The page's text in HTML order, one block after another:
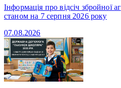
Інформація про відсіч збройної
станом на 7 серпня 2026 року
07.08.2026